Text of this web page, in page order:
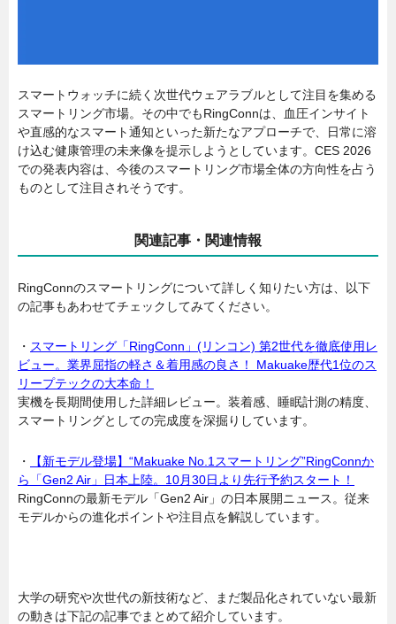
スマートウォッチに続く次世代ウェアラブルとして注目を集める
スマートリング市場。その中でもRingConnは、血圧インサイト
や直感的なスマート通知といった新たなアプローチで、日常に溶
け込む健康管理の未来像を提示しようとしています。CES 2026
での発表内容は、今後のスマートリング市場全体の方向性を占う
ものとして注目されそうです。
関連記事・関連情報
RingConnのスマートリングについて詳しく知りたい方は、以下
の記事もあわせてチェックしてみてください。
・ スマートリング「RingConn」(リンコン) 第2世代を徹底使用レ
ビュー。業界屈指の軽さ＆着用感の良さ！ Makuake歴代1位のス
リープテックの大本命！
実機を長期間使用した詳細レビュー。装着感、睡眠計測の精度、
スマートリングとしての完成度を深掘りしています。
・
【新モデル登場】“Makuake No.1スマートリング”RingConnか
ら「Gen2 Air」日本上陸。10月30日より先行予約スタート！
RingConnの最新モデル「Gen2 Air」の日本展開ニュース。従来
モデルからの進化ポイントや注目点を解説しています。
大学の研究や次世代の新技術など、まだ製品化されていない最新
の動きは下記の記事でまとめて紹介しています。